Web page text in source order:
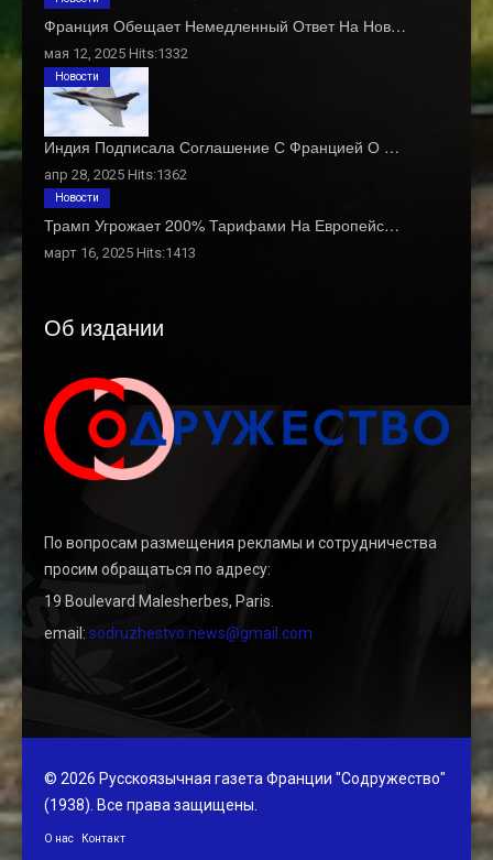
Франция Обещает Немедленный Ответ На Нов…
мая 12, 2025 Hits:1332
Индия Подписала Соглашение С Францией О …
апр 28, 2025 Hits:1362
Новости
Трамп Угрожает 200% Тарифами На Европейс…
март 16, 2025 Hits:1413
Новости
Об издании
По вопросам размещения рекламы и сотрудничества
просим обращаться по адресу:
19 Boulevard Malesherbes, Paris.
email: sodruzhestvo.news@gmail.com
© 2026 Русскоязычная газета Франции "Содружество"
(1938). Все права защищены.
О нас Контакт